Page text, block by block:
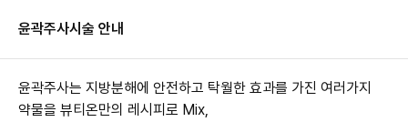
윤곽주사시술 안내
윤곽주사는 지방분해에 안전하고 탁월한 효과를 가진 여러가지
약물을 뷰티온만의 레시피로 Mix,